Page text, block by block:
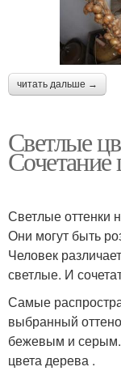
читать дальше →
Светлые
Сочетание
Светлые оттенки
Они могут быть
Человек
светлые. И
Самые
выбранный
бежевым и
цвета дерева .